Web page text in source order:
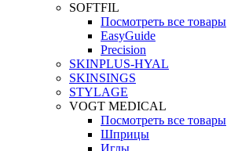
SOFTFIL
Посмотреть все товары
EasyGuide
Precision
SKINPLUS-HYAL
SKINSINGS
STYLAGE
VOGT MEDICAL
Посмотреть все товары
Шприцы
Иглы